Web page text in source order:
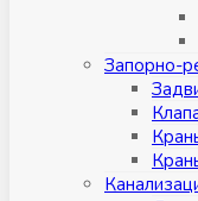
Запорно-